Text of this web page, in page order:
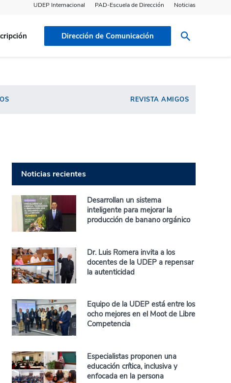
UDEP Internacional PAD-Escuela de Dirección Noticias
Dirección de Comunicación
REVISTA AMIGOS
Noticias recientes
Desarrollan un sistema
inteligente para mejorar la
producción de banano orgánico
Dr. Luis Romera invita a los
docentes de la UDEP a repensar
la autenticidad
Equipo de la UDEP está entre los
ocho mejores en el Moot de Libre
Competencia
Especialistas proponen una
educación crítica, inclusiva y
enfocada en la persona